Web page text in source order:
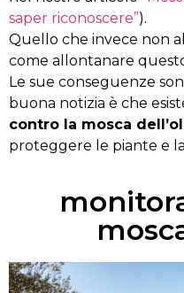
saper riconoscere”).
Quello che invece non
come allontanare
Le sue conseguenze
buona notizia è che
contro la mosca
proteggere le piante e